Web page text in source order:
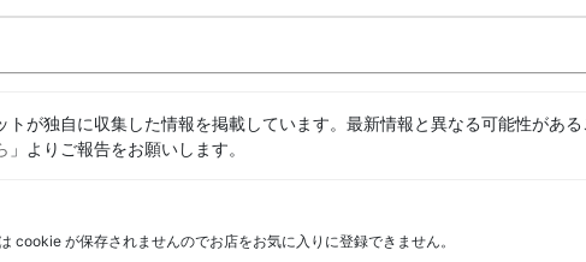
が独自に収集した情報を掲載しています。最新情報と異なる可能性があ
」よりご報告をお願いします。
cookie が保存されませんのでお店をお気に入りに登録できません。